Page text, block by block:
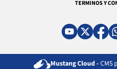
TERMINOS Y
Mustang Cloud - CMS